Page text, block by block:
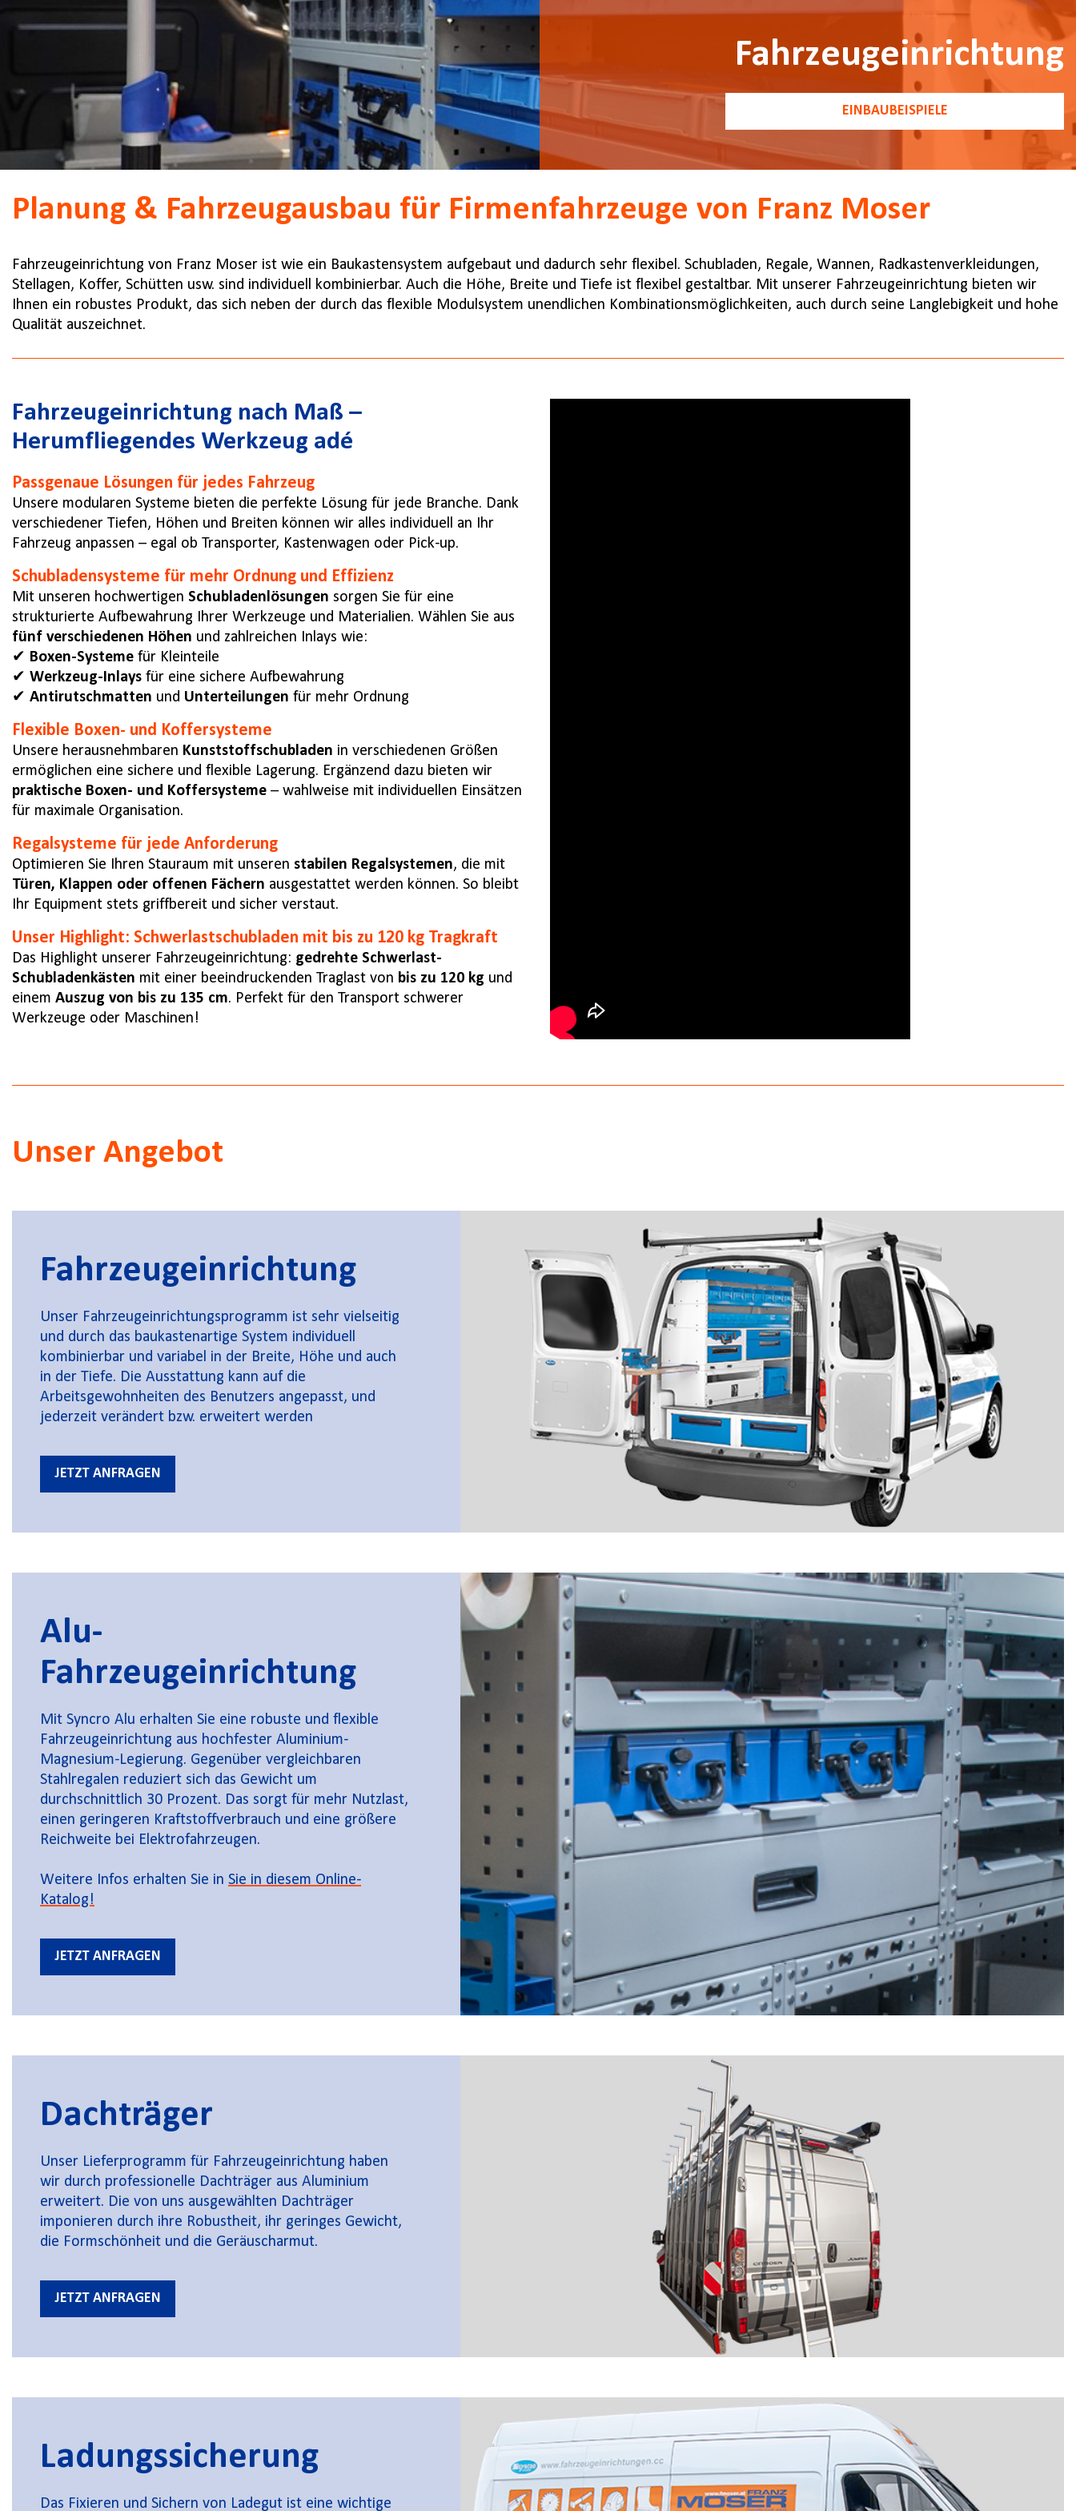
Fahrzeugeinrichtung
EINBAUBEISPIELE
Planung & Fahrzeugausbau für Firmenfahrzeuge von Franz Moser
Fahrzeugeinrichtung von Franz Moser ist wie ein Baukastensystem aufgebaut und dadurch sehr flexibel. Schubladen, Regale, Wannen, Radkastenverkleidungen,
Stellagen, Koffer, Schütten usw. sind individuell kombinierbar. Auch die Höhe, Breite und Tiefe ist flexibel gestaltbar. Mit unserer Fahrzeugeinrichtung bieten wir
Ihnen ein robustes Produkt, das sich neben der durch das flexible Modulsystem unendlichen Kombinationsmöglichkeiten, auch durch seine Langlebigkeit und hohe
Qualität auszeichnet.
Fahrzeugeinrichtung nach Maß –
Herumfliegendes Werkzeug adé
Passgenaue Lösungen für jedes Fahrzeug
Unsere modularen Systeme bieten die perfekte Lösung für jede Branche. Dank
verschiedener Tiefen, Höhen und Breiten können wir alles individuell an Ihr
Fahrzeug anpassen – egal ob Transporter, Kastenwagen oder Pick-up.
Schubladensysteme für mehr Ordnung und Effizienz
Mit unseren hochwertigen Schubladenlösungen sorgen Sie für eine
strukturierte Aufbewahrung Ihrer Werkzeuge und Materialien. Wählen Sie aus
fünf verschiedenen Höhen und zahlreichen Inlays wie:
✔ Boxen-Systeme für Kleinteile
✔ Werkzeug-Inlays für eine sichere Aufbewahrung
✔ Antirutschmatten und Unterteilungen für mehr Ordnung
Flexible Boxen- und Koffersysteme
Unsere herausnehmbaren Kunststoffschubladen in verschiedenen Größen
ermöglichen eine sichere und flexible Lagerung. Ergänzend dazu bieten wir
praktische Boxen- und Koffersysteme – wahlweise mit individuellen Einsätzen
für maximale Organisation.
Regalsysteme für jede Anforderung
Optimieren Sie Ihren Stauraum mit unseren stabilen Regalsystemen, die mit
Türen, Klappen oder offenen Fächern ausgestattet werden können. So bleibt
Ihr Equipment stets griffbereit und sicher verstaut.
Unser Highlight: Schwerlastschubladen mit bis zu 120 kg Tragkraft
Das Highlight unserer Fahrzeugeinrichtung: gedrehte Schwerlast-
Schubladenkästen mit einer beeindruckenden Traglast von bis zu 120 kg und
einem Auszug von bis zu 135 cm. Perfekt für den Transport schwerer
Werkzeuge oder Maschinen!
Unser Angebot
Fahrzeugeinrichtung
Unser Fahrzeugeinrichtungsprogramm ist sehr vielseitig
und durch das baukastenartige System individuell
kombinierbar und variabel in der Breite, Höhe und auch
in der Tiefe. Die Ausstattung kann auf die
Arbeitsgewohnheiten des Benutzers angepasst, und
jederzeit verändert bzw. erweitert werden
JETZT ANFRAGEN
Alu-
Fahrzeugeinrichtung
Mit Syncro Alu erhalten Sie eine robuste und flexible
Fahrzeugeinrichtung aus hochfester Aluminium-
Magnesium-Legierung. Gegenüber vergleichbaren
Stahlregalen reduziert sich das Gewicht um
durchschnittlich 30 Prozent. Das sorgt für mehr Nutzlast,
einen geringeren Kraftstoffverbrauch und eine größere
Reichweite bei Elektrofahrzeugen.
Weitere Infos erhalten Sie in Sie in diesem Online-
Katalog!
JETZT ANFRAGEN
Dachträger
Unser Lieferprogramm für Fahrzeugeinrichtung haben
wir durch professionelle Dachträger aus Aluminium
erweitert. Die von uns ausgewählten Dachträger
imponieren durch ihre Robustheit, ihr geringes Gewicht,
die Formschönheit und die Geräuscharmut.
JETZT ANFRAGEN
Ladungssicherung
Das Fixieren und Sichern von Ladegut ist eine wichtige